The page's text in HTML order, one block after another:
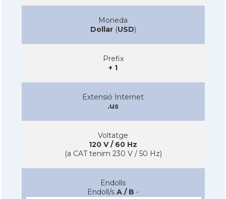
Moneda
Dollar(USD)
Prefix
+ 1
Extensió Internet
.us
Voltatge
120 V / 60 Hz
(a CAT tenim 230 V / 50 Hz)
Endolls
Endoll/s A / B -